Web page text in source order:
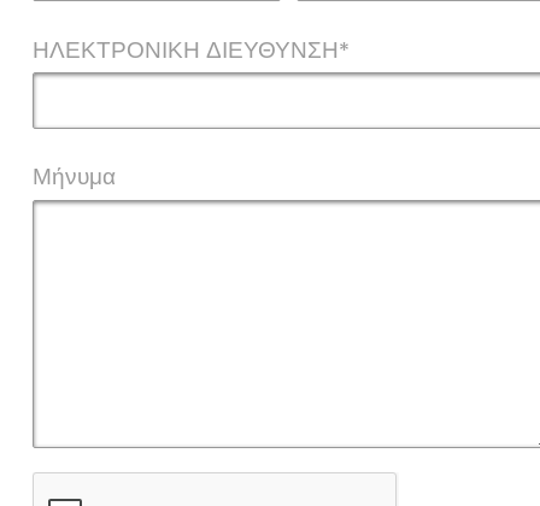
ΗΛΕΚΤΡΟΝΙΚΗ ΔΙΕΥΘΥΝΣΗ*
Μήνυμα